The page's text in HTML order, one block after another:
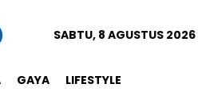
SABTU, 8 AGUSTUS 2026
GAYA LIFESTYLE